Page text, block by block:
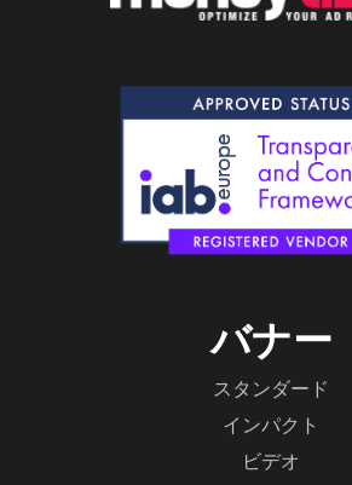
バナー
スタンダード
インパクト
ビデオ